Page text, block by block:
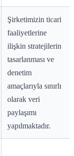
Şirketimizin ticari
faaliyetlerine
ilişkin stratejilerin
tasarlanması ve
denetim
amaçlarıyla sınırlı
olarak veri
paylaşımı
yapılmaktadır.